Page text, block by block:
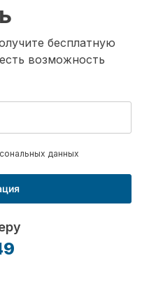
бесплатную
возможность
данных